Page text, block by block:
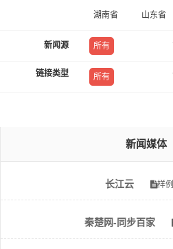
湖南省 山东省
新闻源 所有
链接类型 所有
新闻媒体
长江云 样例
秦楚网-同步百家